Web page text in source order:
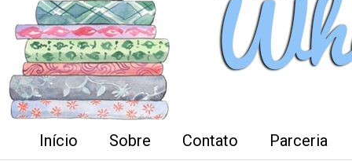
Início Sobre Contato Parceria